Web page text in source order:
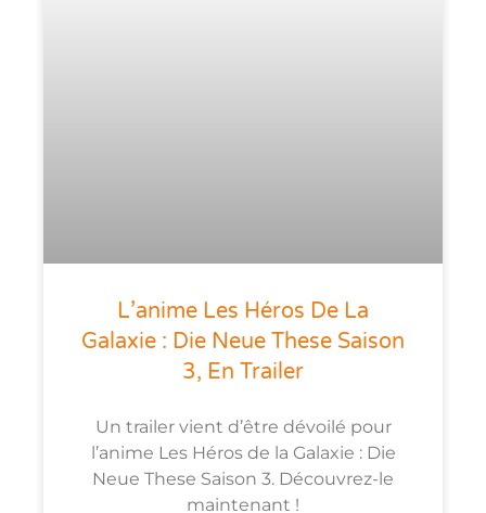
L’anime Les Héros De La
Galaxie : Die Neue These Saison
3, En Trailer
Un trailer vient d’être dévoilé pour
l’anime Les Héros de la Galaxie : Die
Neue These Saison 3. Découvrez-le
maintenant !